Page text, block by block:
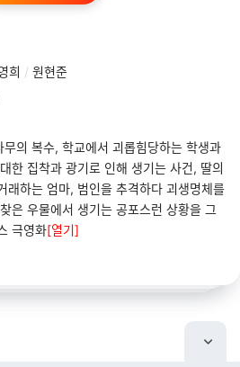
희 / 원현준
무의 복수, 학교에서 괴롭힘당하는 학생과
한 집착과 광기로 인해 생기는 사건, 딸의
래하는 엄마, 범인을 추격하다 괴생명체를
은 우물에서 생기는 공포스런 상황을 그
극영화[열기]